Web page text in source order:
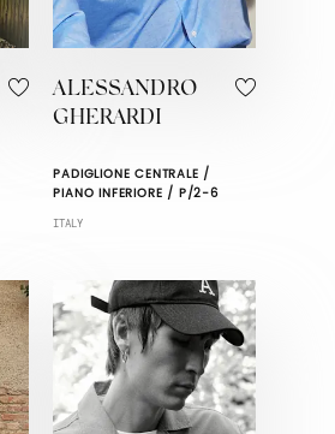
ALESSANDRO
GHERARDI
PADIGLIONE CENTRALE /
PIANO INFERIORE / P/2-6
ITALY